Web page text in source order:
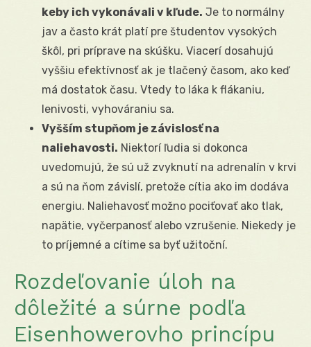
keby ich vykonávali v kľude. Je to normálny
jav a často krát platí pre študentov vysokých
škôl, pri príprave na skúšku. Viacerí dosahujú
vyššiu efektívnosť ak je tlačený časom, ako keď
má dostatok času. Vtedy to láka k flákaniu,
lenivosti, vyhováraniu sa.
Vyšším stupňom je závislosť na
naliehavosti. Niektorí ľudia si dokonca
uvedomujú, že sú už zvyknutí na adrenalín v krvi
a sú na ňom závislí, pretože cítia ako im dodáva
energiu. Naliehavosť možno pociťovať ako tlak,
napätie, vyčerpanosť alebo vzrušenie. Niekedy je
to príjemné a cítime sa byť užitoční.
Rozdeľovanie úloh na
dôležité a súrne podľa
Eisenhowerovho princípu